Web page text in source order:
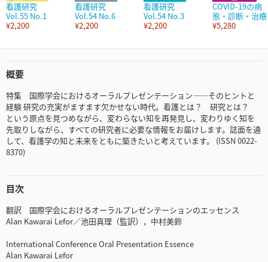
看護研究
Vol.55 No.1
¥2,200
看護研究
Vol.54 No.6
¥2,200
看護研究
Vol.54 No.3
¥2,200
COVID-19の病
態・診断・治療
¥5,280
概要
特集 国際学会におけるオーラルプレゼンテーション――そのヒントと
経験 研究の充実がますます欠かせない時代。看護とは？ 研究とは？
という原点を見つめながら、変わらない知を再発見し、変わりゆく知を
先取りしながら、すべての研究者に必要な情報をお届けします。誌面を通
して、看護学の知と未来をともに築きたいと考えています。 (ISSN 0022-
8370)
目次
翻訳 国際学会におけるオーラルプレゼンテーションのエッセンス
Alan Kawarai Lefor／池田真理（監訳），中村美鈴
International Conference Oral Presentation Essence
Alan Kawarai Lefor